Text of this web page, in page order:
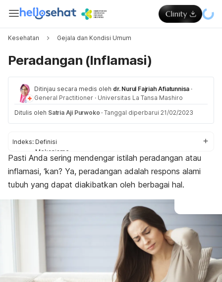
Kesehatan Gejala dan Kondisi Umum
Peradangan (Inflamasi)
Ditinjau secara medis oleh dr. Nurul Fajriah Afiatunnisa ·
General Practitioner · Universitas La Tansa Mashiro
Ditulis oleh Satria Aji Purwoko · Tanggal diperbarui 21/02/2023
Indeks: Definisi
Mekanisme
Tanda dan gejala
Penyebab
Faktor risiko
Diagnosis
Pengobatan
Pasti Anda sering mendengar istilah peradangan atau
inflamasi, ‘kan? Ya, peradangan adalah respons alami
tubuh yang dapat diakibatkan oleh berbagai hal.